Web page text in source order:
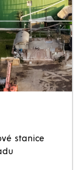
stanice